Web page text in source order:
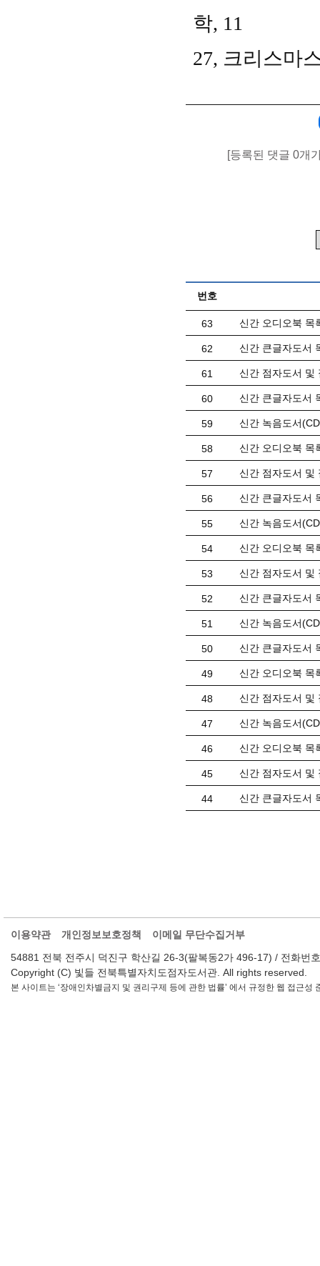
학, 11
27, 크리스마
[등록된 댓글 0개
번호
63 신간 오디오북 목
62 신간 큰글자도서
61 신간 점자도서 및
60 신간 큰글자도서
59 신간 녹음도서
58 신간 오디오북 목
57 신간 점자도서 및
56 신간 큰글자도서
55 신간 녹음도서
54 신간 오디오북 목
53 신간 점자도서 및
52 신간 큰글자도서
51 신간 녹음도서
50 신간 큰글자도서
49 신간 오디오북 목
48 신간 점자도서 및
47 신간 녹음도서
46 신간 오디오북 목
45 신간 점자도서 및
44 신간 큰글자도서
이용약관 개인정보보호정책
이메일 무단수집거부
54881 전북 전주시 덕진구 학산길 26-3(팔복동2가 496-17) / 전화
Copyright (C) 빛들 전북특별자치도점자도서관. All rights reserved.
본 사이트는 ‘장애인차별금지 및 권리구제 등에 관한 법률’ 에서 규정한 웹 접근